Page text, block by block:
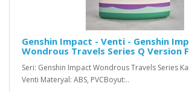
Genshin Impact - Venti - Genshin
Wondrous Travels Series Q Version
Seri: Genshin Impact Wondrous Travels Series
Venti Materyal: ABS, PVCBoyut:..